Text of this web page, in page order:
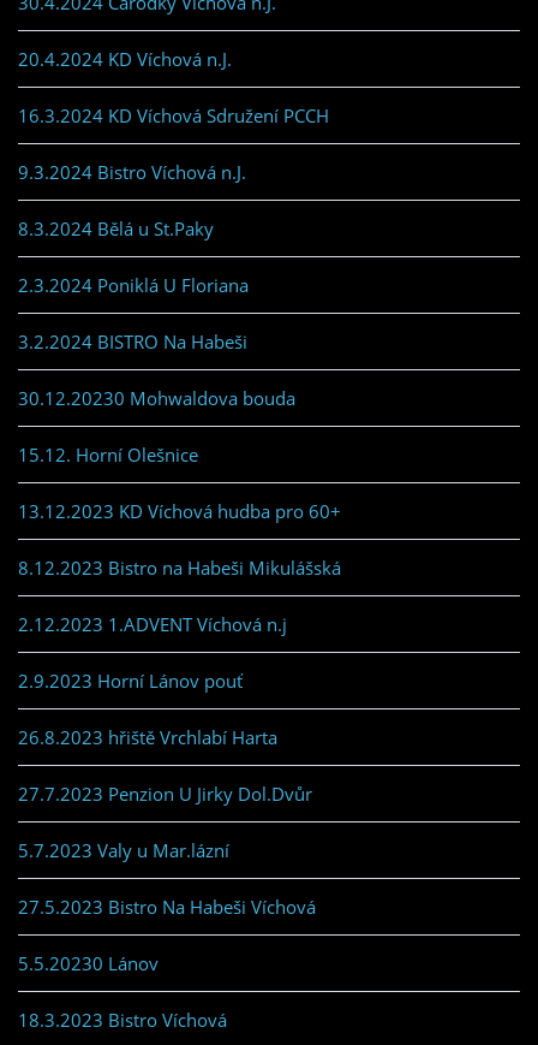
20.4.2024 KD Víchová n.J.
16.3.2024 KD Víchová Sdružení PCCH
9.3.2024 Bistro Víchová n.J.
8.3.2024 Bělá u St.Paky
2.3.2024 Poniklá U Floriana
3.2.2024 BISTRO Na Habeši
30.12.20230 Mohwaldova bouda
15.12. Horní Olešnice
13.12.2023 KD Víchová hudba pro 60+
8.12.2023 Bistro na Habeši Mikulášská
2.12.2023 1.ADVENT Víchová n.j
2.9.2023 Horní Lánov pouť
26.8.2023 hřiště Vrchlabí Harta
27.7.2023 Penzion U Jirky Dol.Dvůr
5.7.2023 Valy u Mar.lázní
27.5.2023 Bistro Na Habeši Víchová
5.5.20230 Lánov
18.3.2023 Bistro Víchová